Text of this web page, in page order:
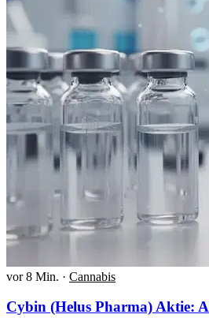
vor 8 Min. · Cannabis
Cybin (Helus Pharma) Aktie: